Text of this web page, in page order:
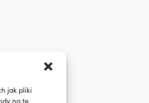
jak pliki
na te